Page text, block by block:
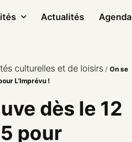
Actualités Agenda
culturelles et de loisirs /On se
L’Imprévu !
dès le 12
pour